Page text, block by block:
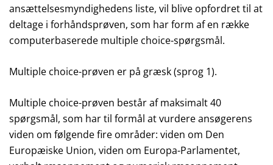
ansættelsesmyndighedens liste, vil blive opfordret til at
deltage i forhåndsprøven, som har form af en række
computerbaserede multiple choice-spørgsmål.
Multiple choice-prøven er på græsk (sprog 1).
Multiple choice-prøven består af maksimalt 40
spørgsmål, som har til formål at vurdere ansøgerens
viden om følgende fire områder: viden om Den
Europæiske Union, viden om Europa-Parlamentet,